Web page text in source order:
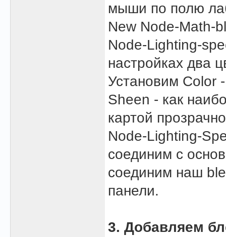
мыши по полю
New Node-Math-
Node-Lighting-
настройках два
Установим Color
Sheen - как
картой
Node-Lighting-
соединим с
соединим наш
панели.
3. Добавляем